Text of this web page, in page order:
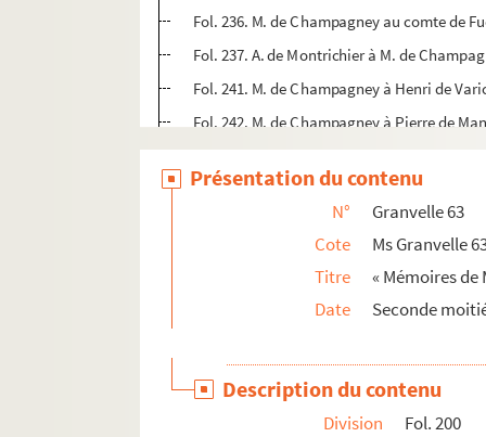
Fol. 236. M. de Champagney au comte de
Fol. 237. A. de Montrichier à M. de
Fol. 241. M. de Champagney à Henri de
Fol. 242. M. de Champagney à Pierre de
Fol. 244. M. de Champagney à Charles de
Fol. 246. M. de Champagney à Antoine
Fol. 247. Antoine Houst à M. de
Fol. 249. M. de Champagney à M. de Taxis.
Fol. 253. M. de Champagney à Antoine
Fol. 258. M. de Champagney à Antoine
Fol. 262. Bucho Aytta, prévôt de l'église
Présentation du contenu
N°
Granvelle 63
Cote
Ms Granvelle
Titre
« Mémoires de
Date
Seconde
Description du contenu
Division
Fol. 200